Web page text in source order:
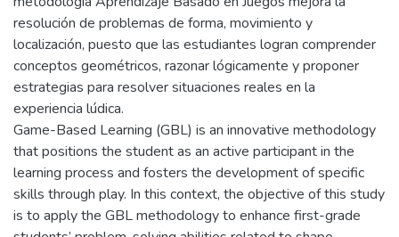
resolución de problemas de forma, movimiento y
localización, puesto que las estudiantes logran comprender
conceptos geométricos, razonar lógicamente y proponer
estrategias para resolver situaciones reales en la
experiencia lúdica.
Game-Based Learning (GBL) is an innovative methodology
that positions the student as an active participant in the
learning process and fosters the development of specific
skills through play. In this context, the objective of this study
is to apply the GBL methodology to enhance first-grade